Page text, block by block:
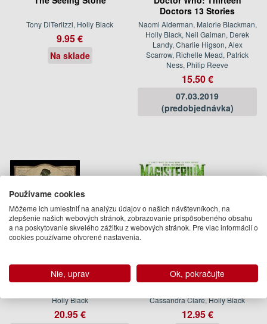
Tony DiTerlizzi, Holly Black
9.95 €
Na sklade
Doctors 13 Stories
Naomi Alderman, Malorie Blackman,
Holly Black, Neil Gaiman, Derek
Landy, Charlie Higson, Alex
Scarrow, Richelle Mead, Patrick
Ness, Philip Reeve
15.50 €
07.03.2019
(predobjednávka)
A Conspiracy of Charming
Monsters
Holly Black
20.95 €
Magisterium: The Silver
Mask
Cassandra Clare, Holly Black
12.95 €
Používame cookies
Môžeme ich umiestniť na analýzu údajov o našich návštevníkoch, na
zlepšenie našich webových stránok, zobrazovanie prispôsobeného obsahu
a na poskytovanie skvelého zážitku z webových stránok. Pre viac informácií o
cookies používame otvorené nastavenia.
Nie, uprav Ok, pokračujte